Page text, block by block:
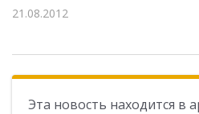
21.08.2012
Эта новость находится в